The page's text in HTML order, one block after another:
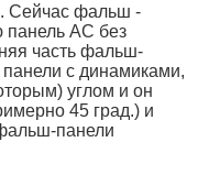
Сейчас фальш -
панель АС без
часть фальш-
с динамиками,
углом и он
45 град.) и
панели